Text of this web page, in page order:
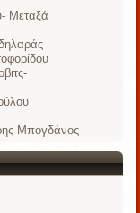
Μεταξά
Μπογδάνος